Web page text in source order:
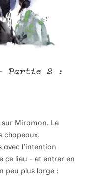
Partie 2 :
sur Miramon. Le
chapeaux.
avec l'intention
ce lieu - et entrer en
peu plus large :